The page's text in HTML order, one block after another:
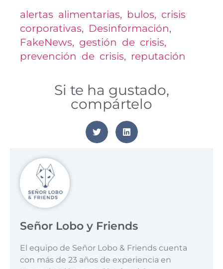
alertas alimentarias, bulos, crisis
corporativas, Desinformación,
FakeNews, gestión de crisis,
prevención de crisis, reputación
Si te ha gustado,
compártelo
Señor Lobo y Friends
El equipo de Señor Lobo & Friends cuenta
con más de 23 años de experiencia en